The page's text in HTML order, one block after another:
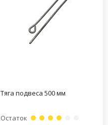
Тяга подвеса 500 мм
Остаток